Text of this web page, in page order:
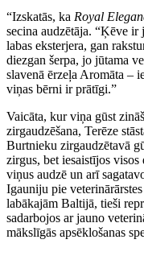
“Izskatās, ka Royal
secina audzētāja. “Ķēve ir
labas eksterjera, gan
diezgan šerpa, jo jūtama
slavenā ērzeļa Aromāta –
viņas bērni ir prātīgi.”
Vaicāta, kur viņa gūst
zirgaudzēšana, Terēze
Burtnieku zirgaudzētavā
zirgus, bet iesaistījos
viņus audzē un arī
Igauniju pie
labākajām Baltijā, tieši
sadarbojos ar jauno
mākslīgās apsēklošanas